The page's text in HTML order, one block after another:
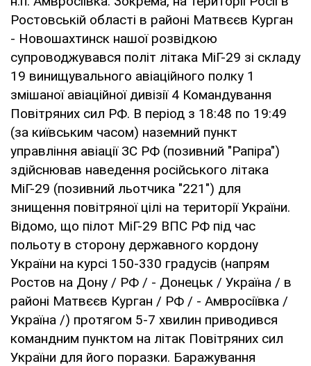
Ростовській області в районі Матвєєв Курган
- Новошахтинск нашої розвідкою
супроводжувався політ літака МіГ-29 зі складу
19 винищувального авіаційного полку 1
змішаної авіаційної дивізії 4 Командування
Повітряних сил РФ. В період з 18:48 по 19:49
(за київським часом) наземний пункт
управління авіації ЗС РФ (позивний "Рапіра")
здійснював наведення російського літака
МіГ-29 (позивний льотчика "221") для
знищення повітряної цілі на території України.
Відомо, що пілот МіГ-29 ВПС РФ під час
польоту в сторону державного кордону
України на курсі 150-330 градусів (напрям
Ростов на Дону / РФ / - Донецьк / Україна / в
районі Матвєєв Курган / РФ / - Амвросіївка /
Україна /) протягом 5-7 хвилин приводився
командним пунктом на літак Повітряних сил
України для його поразки. Баражування